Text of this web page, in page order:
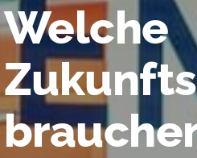
Welche